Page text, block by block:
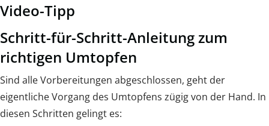
Video-Tipp
Schritt-für-Schritt-Anleitung zum
richtigen Umtopfen
Sind alle Vorbereitungen abgeschlossen, geht der
eigentliche Vorgang des Umtopfens zügig von der Hand. In
diesen Schritten gelingt es: